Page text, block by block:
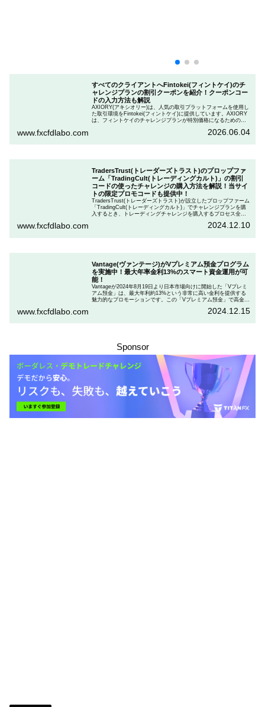
すべてのクライアントへFintokei(フィントケイ)のチ
ャレンジプランの割引クーポンを紹介！クーポンコー
ドの入力方法も解説
AXIORY(アキシオリー)は、人気の取引プラットフォームを使用し
た取引環境をFintokei(フィントケイ)に提供しています。AXIORY
は、フィントケイのチャレンジプランが特別価格になるためのク
ランを申し込むときのクーポンコードを入力して割引にする方法
www.fxcfdlabo.com 2026.06.04
TradersTrust(トレーダーズトラスト)のプロップファ
ーム「TradingCult(トレーディングカルト)」の割引
コードの使ったチャレンジの購入方法を解説！当サイ
トの限定プロモコードも提供中！
TradersTrust(トレーダーズトラスト)が設立したプロップファーム
「TradingCult(トレーディングカルト)」でチャレンジプランを購
入するとき、トレーディングチャレンジを購入するプロセス全体
ます。さらに、TradingCultがほぼ定期的に実施している割引コー
www.fxcfdlabo.com 2024.12.10
Vantage(ヴァンテージ)がVプレミアム預金プログラム
を実施中！最大年率金利13%のスマート資金運用が可
能！
Vantageが2024年8月19日より日本市場向けに開始した「Vプレミ
アム預金」は、最大年利約13%という非常に高い金利を提供する
魅力的なプロモーションです。この「Vプレミアム預金」で高金利
「Vプレミアム預金」を行いたい人は、この記事をしっかりと読ん
www.fxcfdlabo.com 2024.12.15
Sponsor